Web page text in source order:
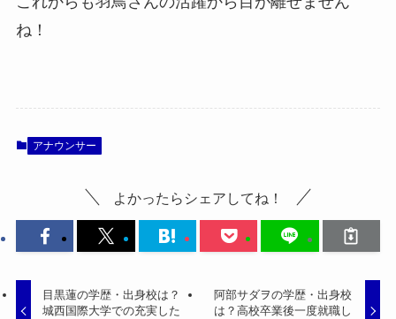
ね！
アナウンサー
よかったらシェアしてね！
目黒蓮の学歴・出身校は？
城西国際大学での充実した
阿部サダヲの学歴・出身校
は？高校卒業後一度就職し